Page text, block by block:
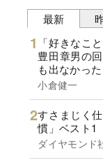
最新
「好きなこ
豊田章男の
も出なかった
小倉健一
すさまじく
慣」ベスト1
ダイヤモンド